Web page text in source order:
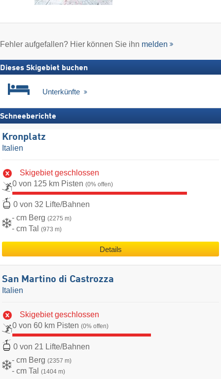
Fehler aufgefallen? Hier können Sie ihn melden
Dieses Skigebiet buchen
Unterkünfte
Schneeberichte
Kronplatz
Italien
Skigebiet geschlossen
0 von 125 km Pisten (0% offen)
0 von 32 Lifte/Bahnen
- cm Berg (2275 m)
- cm Tal (973 m)
Details
San Martino di Castrozza
Italien
Skigebiet geschlossen
0 von 60 km Pisten (0% offen)
0 von 21 Lifte/Bahnen
- cm Berg (2357 m)
- cm Tal (1404 m)